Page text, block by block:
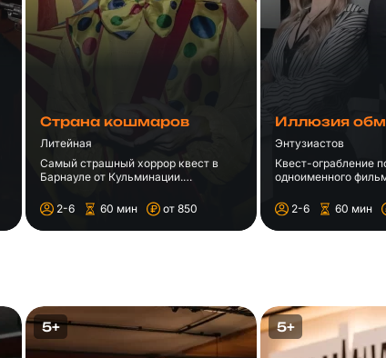
Страна кошмаров
Литейная
Самый страшный хоррор квест в
Барнауле от Кульминации.
которых непросто выбраться!
2-6 60 мин от 850
Иллюзия
Энтузиастов
Квест-ограбление
одноименного
2-6 60 мин
5+ 5+